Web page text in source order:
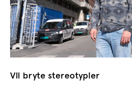
Vil bryte stereotypier